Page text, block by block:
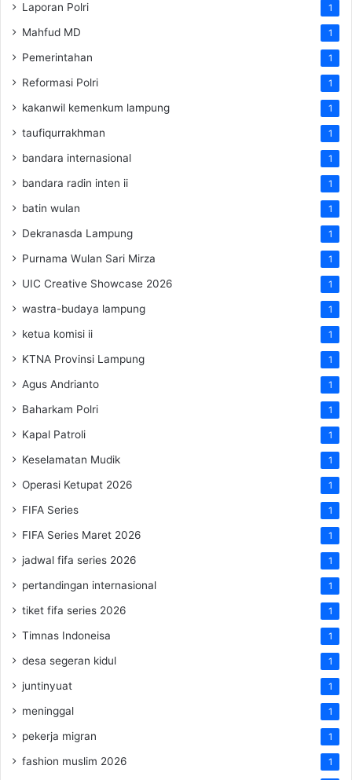
Laporan Polri 1
Mahfud MD 1
Pemerintahan 1
Reformasi Polri 1
kakanwil kemenkum lampung 1
taufiqurrakhman 1
bandara internasional 1
bandara radin inten ii 1
batin wulan 1
Dekranasda Lampung 1
Purnama Wulan Sari Mirza 1
UIC Creative Showcase 2026 1
wastra-budaya lampung 1
ketua komisi ii 1
KTNA Provinsi Lampung 1
Agus Andrianto 1
Baharkam Polri 1
Kapal Patroli 1
Keselamatan Mudik 1
Operasi Ketupat 2026 1
FIFA Series 1
FIFA Series Maret 2026 1
jadwal fifa series 2026 1
pertandingan internasional 1
tiket fifa series 2026 1
Timnas Indoneisa 1
desa segeran kidul 1
juntinyuat 1
meninggal 1
pekerja migran 1
fashion muslim 2026 1